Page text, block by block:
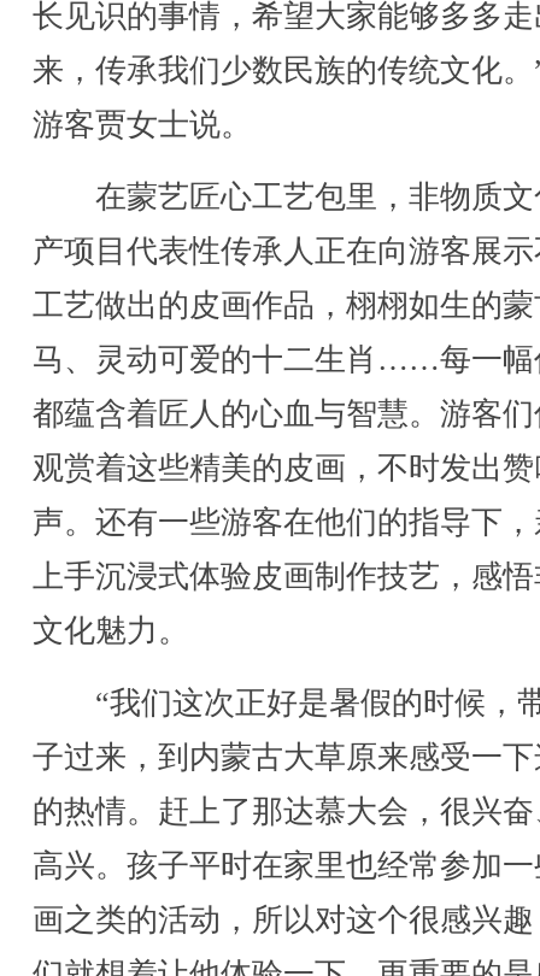
长见识的事情，希望大家能够多多
来，传承我们少数民族的传统文化。
游客贾女士说。
在蒙艺匠心工艺包里，非物质文
产项目代表性传承人正在向游客展
工艺做出的皮画作品，栩栩如生的
马、灵动可爱的十二生肖……每一幅
都蕴含着匠人的心血与智慧。游客
观赏着这些精美的皮画，不时发出
声。还有一些游客在他们的指导下
上手沉浸式体验皮画制作技艺，感
文化魅力。
“我们这次正好是暑假的时候，
子过来，到内蒙古大草原来感受一
的热情。赶上了那达慕大会，很兴
高兴。孩子平时在家里也经常参加
画之类的活动，所以对这个很感兴